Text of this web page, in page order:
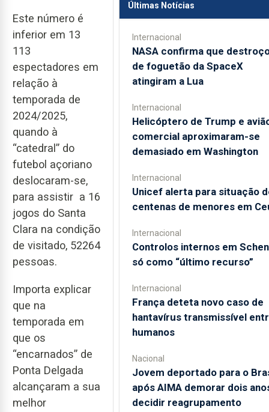
Este número é
inferior em 13
113
espectadores em
relação à
temporada de
2024/2025,
quando à
“catedral” do
futebol açoriano
deslocaram-se,
para assistir a 16
jogos do Santa
Clara na condição
de visitado, 52264
pessoas.
Importa explicar
que na
temporada em
que os
“encarnados” de
Ponta Delgada
alcançaram a sua
melhor
Últimas Notícias
Internacional
NASA confirma que
de foguetão da SpaceX
atingiram a Lua
Internacional
Helicóptero de Trump e
comercial aproximaram-se
demasiado em Washington
Internacional
Unicef alerta para situação
centenas de menores em
Internacional
Controlos internos em
só como “último recurso”
Internacional
França deteta novo caso de
hantavírus transmissível
humanos
Nacional
Jovem deportado para o
após AIMA demorar dois
decidir reagrupamento